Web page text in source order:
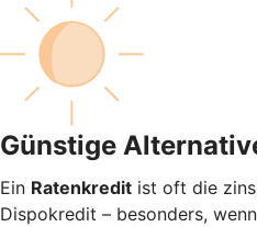
Günstige
Ein Ratenkredit ist oft die
Dispokredit – besonders,